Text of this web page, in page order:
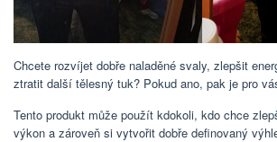
Chcete rozvíjet dobře naladěné svaly, zlepšit
ztratit další tělesný tuk? Pokud ano, pak je pro
Tento produkt může použít kdokoli, kdo chce
výkon a zároveň si vytvořit dobře definovaný